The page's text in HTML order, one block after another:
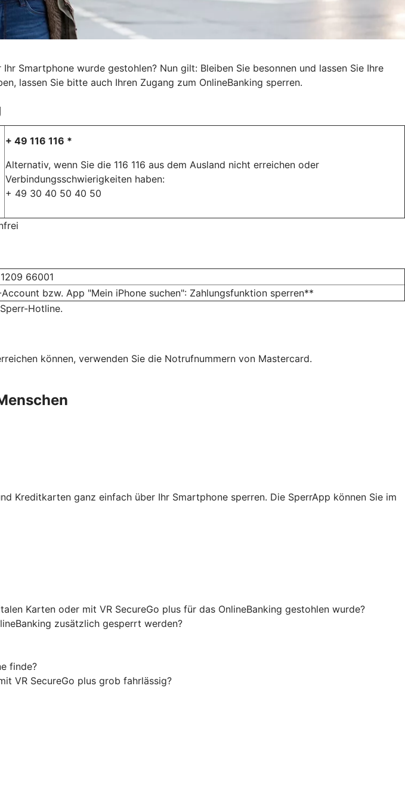
Smartphone wurde gestohlen? Nun gilt: Bleiben Sie besonnen und lassen Sie Ihre
lassen Sie bitte auch Ihren Zugang zum OnlineBanking sperren.
+ 49 116 116 *
Alternativ, wenn Sie die 116 116 aus dem Ausland nicht erreichen oder
Verbindungsschwierigkeiten haben:
+ 49 30 40 50 40 50
66001
bzw. App "Mein iPhone suchen": Zahlungsfunktion sperren**
Hotline.
können, verwenden Sie die Notrufnummern von Mastercard.
Kreditkarten ganz einfach über Ihr Smartphone sperren. Die SperrApp können Sie im
Karten oder mit VR SecureGo plus für das OnlineBanking gestohlen wurde?
zusätzlich gesperrt werden?
finde?
VR SecureGo plus grob fahrlässig?